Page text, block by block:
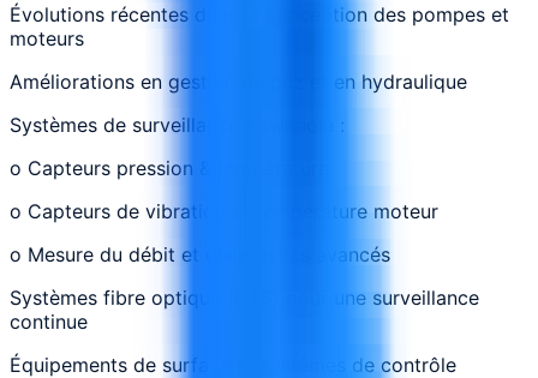
Évolutions récentes dans la conception des pompes et
moteurs
Améliorations en gestion du gaz et en hydraulique
Systèmes de surveillance downhole :
o Capteurs pression & température
o Capteurs de vibration et température moteur
o Mesure du débit et diagnostics avancés
Systèmes fibre optique (DTS) pour une surveillance
continue
Équipements de surface et systèmes de contrôle